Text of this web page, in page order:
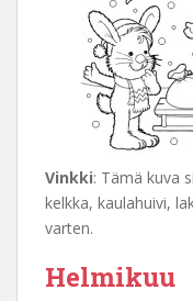
Vinkki: Tämä kuva
kelkka, kaulahuivi,
varten.
Helmikuu